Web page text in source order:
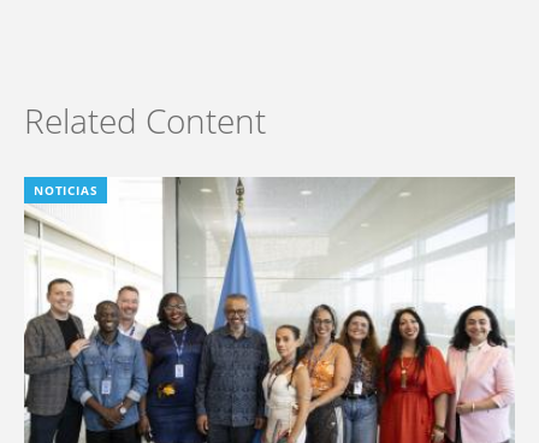
Related Content
NOTICIAS